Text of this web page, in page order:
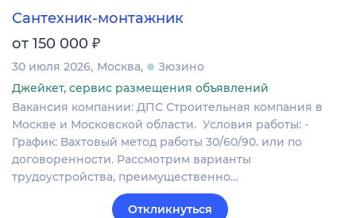
Сантехник-монтажник
от 150 000 ₽
30 июля 2026 Москва
Зюзино
Джейкет, сервис размещения объявлений
Вакансия компании: ДПС Строительная компания в
Москве и Московской области. Условия работы: -
График: Вахтовый метод работы 30/60/90. или по
договоренности. Рассмотрим варианты
трудоустройства, преимущественно…
Откликнуться